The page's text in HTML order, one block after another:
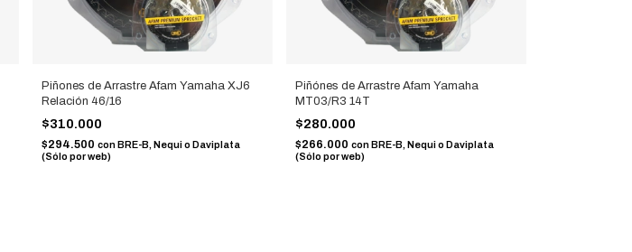
Piñones de Arrastre Afam Yamaha XJ6
Relación 46/16
$310.000
$294.500 con BRE-B, Nequi o Daviplata
(Sólo por web)
Piñónes de Arrastre Afam Yamaha
MT03/R3 14T
$280.000
$266.000 conBRE-B, Nequi o Daviplata
(Sólo por web)